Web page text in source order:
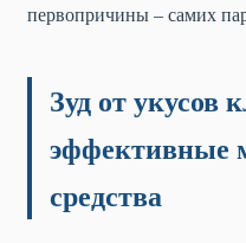
первопричины – самих
Зуд от укусов
эффективные
средства